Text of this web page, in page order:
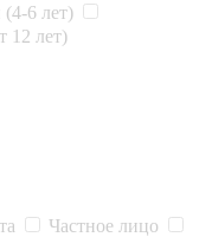
6 лет)
12 лет)
Частное лицо